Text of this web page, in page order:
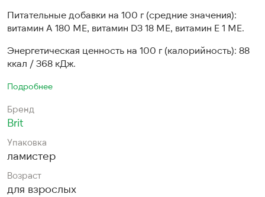
Питательные добавки на 100 г (средние значения):
витамин А 180 МЕ, витамин D3 18 МЕ, витамин Е 1 МЕ.
Энергетическая ценность на 100 г (калорийность): 88
ккал / 368 кДж.
Подробнее
Бренд
Brit
Упаковка
ламистер
Возраст
для взрослых